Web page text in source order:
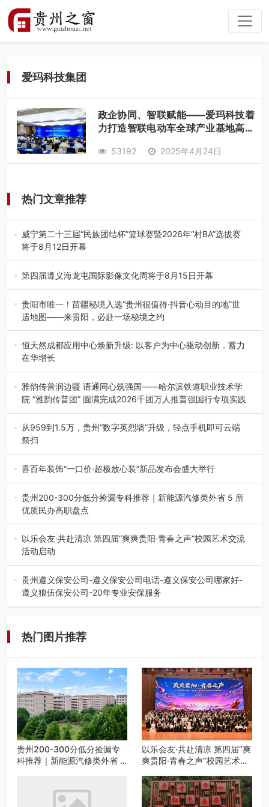
爱玛科技集团
政企协同、智联赋能——爱玛科技着
力打造智联电动车全球产业基地高质
53192 2025年4月24日
热门文章推荐
威宁第二十三届“民族团结杯”篮球赛暨2026年“村BA”选拔赛
将于8月12日开幕
8月7日，威宁彝族回族苗族自治县第二十三届“民族团结
杯”篮球赛暨2026年“村B…
第四届遵义海龙屯国际影像文化周将于8月15日开幕
8月7日，第四届遵义海龙屯国际影像文化周媒体通气会在世
界文化遗产地海龙屯核心景区…
贵阳市唯一！苗疆秘境入选“贵州很值得·抖音心动目的地”世
遗地图——来贵阳，必赴一场秘境之约
2026年7月21日，2026年“贵州很值得”暨抖音“心动目的
地”（贵州站）主题…
恒天然成都应用中心焕新升级: 以客户为中心驱动创新，蓄力
在华增长
融合全球研发实力与本土洞察，深化客户共创，赋能西南市
场创新发展 （7月27日，成…
雅韵传普润边疆 语通同心筑强国——哈尔滨铁道职业技术学
院 “雅韵传普团” 圆满完成2026千团万人推普强国行专项实践
为扎实推进2026“千团万人推普强国行”大学生暑期社会实
践，牢牢紧扣 “雅韵传普…
从959到1.5万，贵州“数字英烈墙”升级，轻点手机即可云端
祭扫
八一建军节到来之际，由贵州省退役军人事务厅指导，贵阳
市退役军人事务局联合贵州广电…
喜百年装饰“一口价·超极放心装”新品发布会盛大举行
2026年7月31日，喜百年装饰“一口价·超极放心装”新品发布
会在贵阳隆重举行。…
贵州200-300分低分捡漏专科推荐｜新能源汽修类外省 5 所
优质民办高职盘点
在贵州省高考志愿填报体系中，200至300分数段考生可选择
的省内工科、新能源汽车…
以乐会友·共赴清凉 第四届“爽爽贵阳·青春之声”校园艺术交流
活动启动
七月的贵阳，清风送爽，第四届“爽爽贵阳·青春之声”校园管
弦乐（合唱）艺术交流活动…
贵州遵义保安公司-遵义保安公司电话-遵义保安公司哪家好-
遵义狼伍保安公司-20年专业安保服务
热门图片推荐
贵州200-300分低分捡漏专
科推荐｜新能源汽修类外省 5
以乐会友·共赴清凉 第四届“爽
爽贵阳·青春之声”校园艺术交